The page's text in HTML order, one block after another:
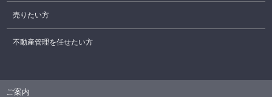
売りたい方
不動産管理を任せたい方
ご案内